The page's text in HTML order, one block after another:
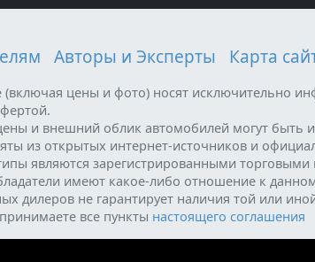
Авторы и Эксперты Карта
(включая цены и фото) носят исключительно
и внешний облик автомобилей могут быть
из открытых интернет-источников и
являются зарегистрированными
имеют какое-либо отношение к
дилеров не гарантирует наличия той или
все пункты настоящего соглашения